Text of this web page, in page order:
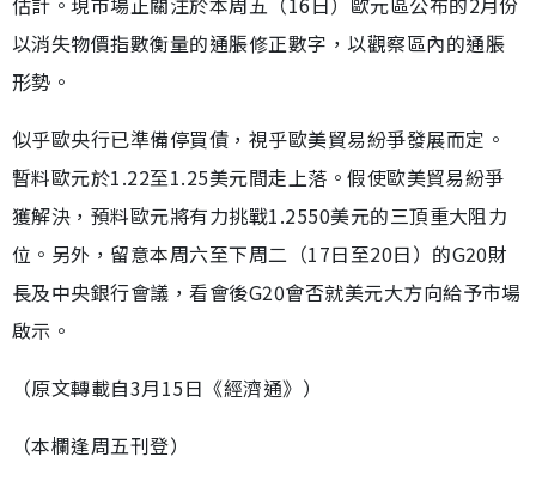
以消失物價指數衡量的通脹修正數字，以觀察區內的通脹
形勢。
似乎歐央行已準備停買債，視乎歐美貿易紛爭發展而定。
暫料歐元於1.22至1.25美元間走上落。假使歐美貿易紛爭
獲解決，預料歐元將有力挑戰1.2550美元的三頂重大阻力
位。另外，留意本周六至下周二（17日至20日）的G20財
長及中央銀行會議，看會後G20會否就美元大方向給予市場
啟示。
（原文轉載自3月15日《經濟通》）
（本欄逢周五刊登）